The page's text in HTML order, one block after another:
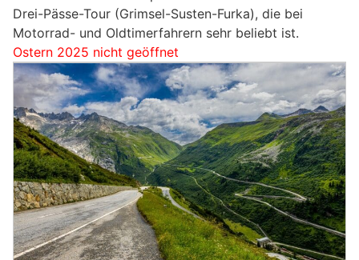
Drei-Pässe-Tour (Grimsel-Susten-Furka), die bei
Motorrad- und Oldtimerfahrern sehr beliebt ist.
Ostern 2025 nicht geöffnet